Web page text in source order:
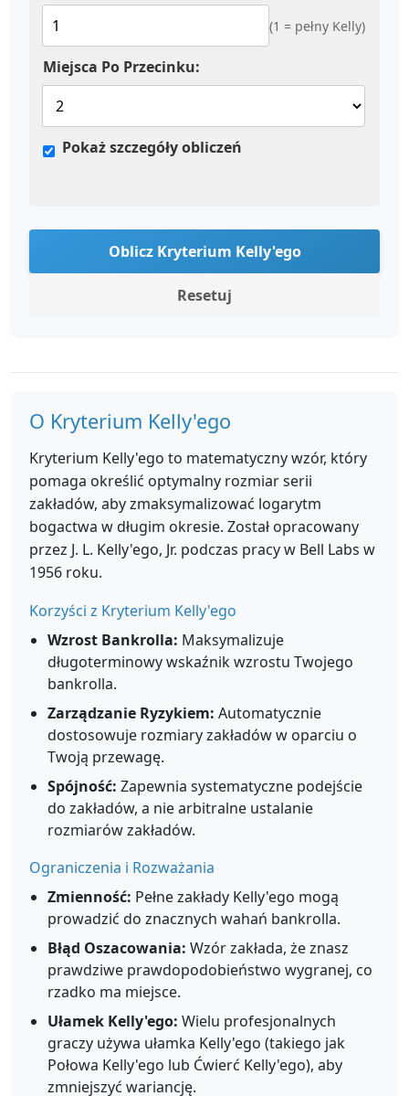
(1 = pełny Kelly)
Miejsca Po Przecinku:
Pokaż szczegóły obliczeń
Oblicz Kryterium Kelly'ego
Resetuj
O Kryterium Kelly'ego
Kryterium Kelly'ego to matematyczny wzór, który
pomaga określić optymalny rozmiar serii
zakładów, aby zmaksymalizować logarytm
bogactwa w długim okresie. Został opracowany
przez J. L. Kelly'ego, Jr. podczas pracy w Bell Labs w
1956 roku.
Korzyści z Kryterium Kelly'ego
Wzrost Bankrolla: Maksymalizuje
długoterminowy wskaźnik wzrostu Twojego
bankrolla.
Zarządzanie Ryzykiem: Automatycznie
dostosowuje rozmiary zakładów w oparciu o
Twoją przewagę.
Spójność: Zapewnia systematyczne podejście
do zakładów, a nie arbitralne ustalanie
rozmiarów zakładów.
Ograniczenia i Rozważania
Zmienność: Pełne zakłady Kelly'ego mogą
prowadzić do znacznych wahań bankrolla.
Błąd Oszacowania: Wzór zakłada, że znasz
prawdziwe prawdopodobieństwo wygranej, co
rzadko ma miejsce.
Ułamek Kelly'ego: Wielu profesjonalnych
graczy używa ułamka Kelly'ego (takiego jak
Połowa Kelly'ego lub Ćwierć Kelly'ego), aby
zmniejszyć wariancję.